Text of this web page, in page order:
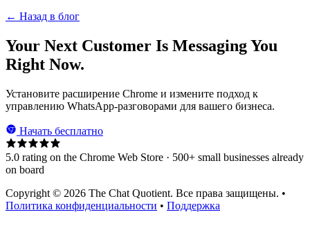
← Назад в блог
Your Next Customer Is Messaging You
Right Now.
Установите расширение Chrome и измените подход к
управлению WhatsApp-разговорами для вашего бизнеса.
Начать бесплатно
5.0 rating on the Chrome Web Store · 500+ small businesses already
on board
Copyright © 2026 The Chat Quotient. Все права защищены. •
Политика конфиденциальности • Поддержка